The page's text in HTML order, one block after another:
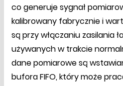
co generuje sygnał
kalibrowany fabrycznie i
są przy włączaniu zasilania
używanych w trakcie
dane pomiarowe są
bufora FIFO, który może